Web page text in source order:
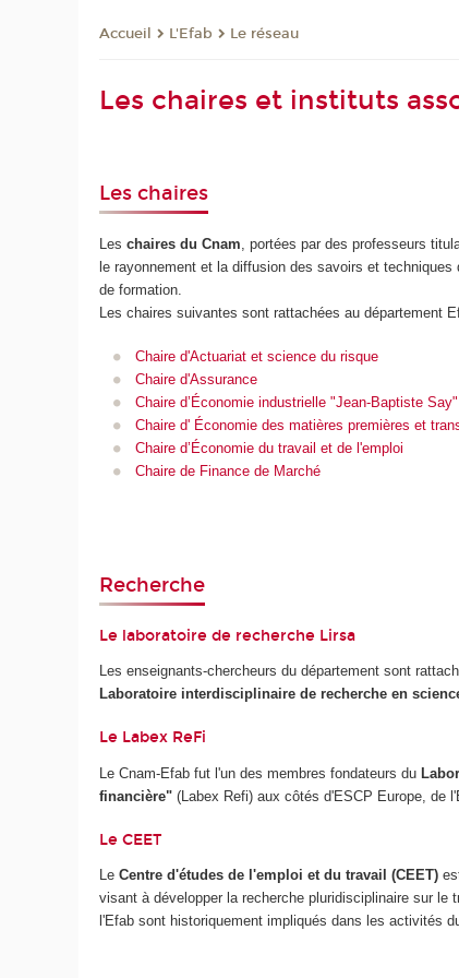
Accueil L'Efab Le réseau
Les chaires et instituts
Les chaires
Leschaires du Cnam , portées par des professeurs
le rayonnement et la diffusion des savoirs et techniques
de formation.
Les chaires suivantes sont rattachées au département
Chaire d'Actuariat et science du risque
Chaire d'Assurance
Chaire d’Économie industrielle "Jean-Baptiste Say"
Chaire d' Économie des matières premières et
Chaire d’Économie du travail et de l'emploi
Chaire de Finance de Marché
Recherche
Le laboratoire de recherche Lirsa
Les enseignants-chercheurs du département sont
Laboratoire interdisciplinaire de recherche en
Le Labex ReFi
Le Cnam-Efab fut l'un des membres fondateurs du
financière" (Labex Refi) aux côtés d'ESCP Europe, de
Le CEET
LeCentre d'études de l'emploi et du travail (CEET)
visant à développer la recherche pluridisciplinaire sur le
l'Efab sont historiquement impliqués dans les activités